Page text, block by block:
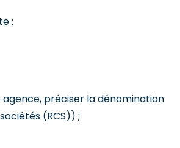
:
préciser la dénomination
(RCS)) ;